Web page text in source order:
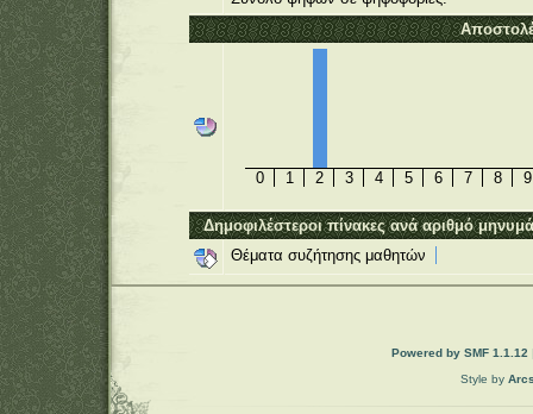
0 1 2 3 4 5 6 7 8 9
Δημοφιλέστεροι πίνακες ανά αριθμό
Θέματα συζήτησης μαθητών
Powered by SMF 1.1.12
Style by